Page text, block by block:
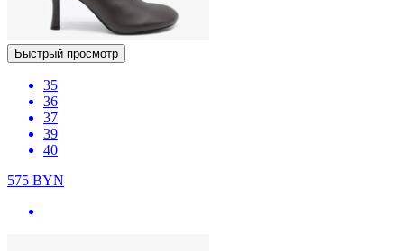
Быстрый просмотр
35
36
37
39
40
575 BYN